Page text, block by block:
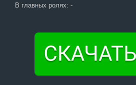
В главных ролях: -